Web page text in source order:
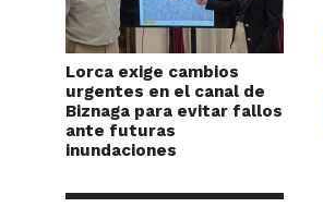
Lorca exige cambios
urgentes en el canal de
Biznaga para evitar fallos
ante futuras
inundaciones